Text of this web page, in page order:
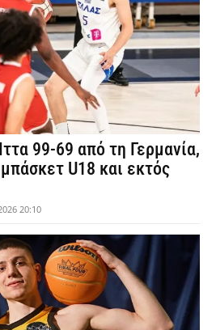
99-69 από τη Γερμανία,
U18 και εκτός
20:10